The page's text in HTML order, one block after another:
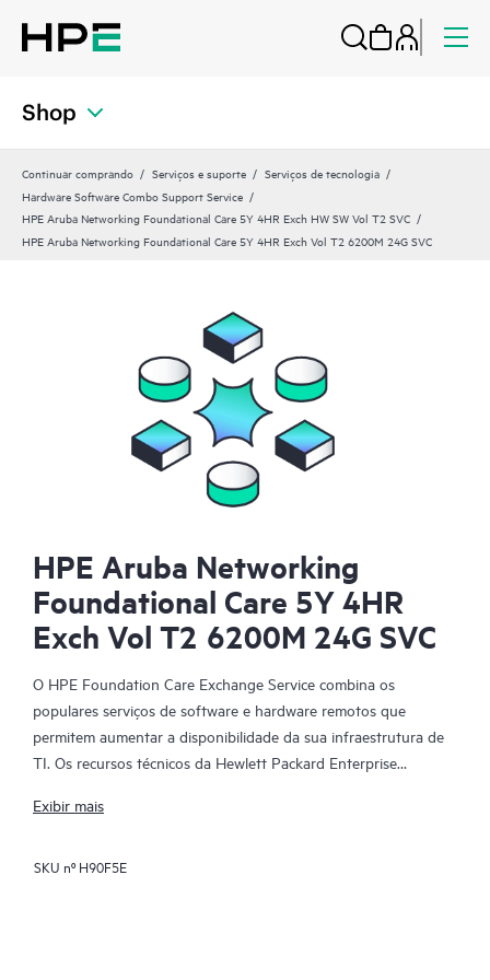
Shop
Continuar comprando Serviços e suporte
Serviços de tecnologia
Hardware Software Combo Support Service
HPE Aruba Networking Foundational Care 5Y 4HR Exch HW SW Vol T2 SVC
HPE Aruba Networking Foundational Care 5Y 4HR Exch Vol T2 6200M 24G SVC
HPE Aruba Networking
Foundational Care 5Y 4HR
Exch Vol T2 6200M 24G SVC
O HPE Foundation Care Exchange Service combina os
populares serviços de software e hardware remotos que
permitem aumentar a disponibilidade da sua infraestrutura de
TI. Os recursos técnicos da Hewlett Packard Enterprise
problemas de hardware e software em seus produtos HPE.
A troca de hardware é um serviço de troca de peças confiável e
Exibir mais
SKU nº H90F5E